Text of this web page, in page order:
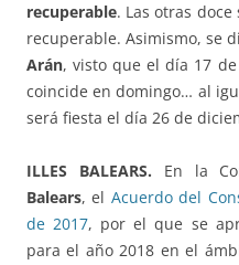
recuperable. Las otras
recuperable. Asimismo, se
Arán, visto que el día 17
coincide en domingo… al
será fiesta el día 26 de
ILLES BALEARS. En la
Balears, el Acuerdo del
de 2017, por el que se
para el año 2018 en el